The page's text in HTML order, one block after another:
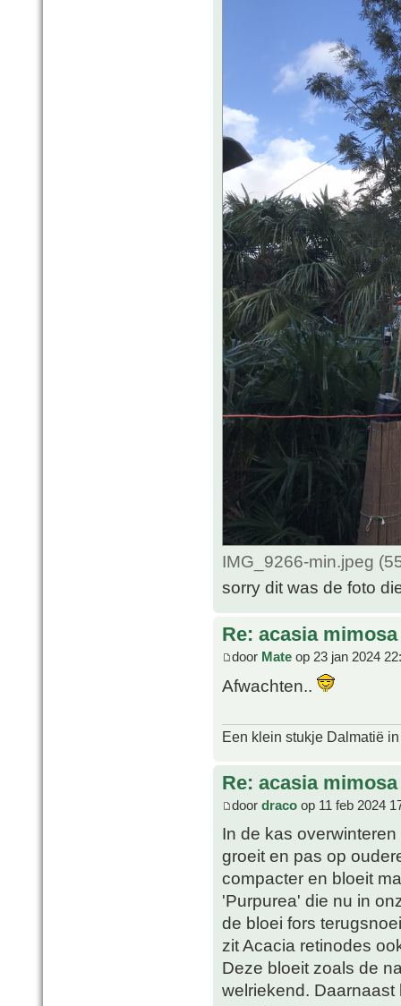
IMG_9266-min.jpeg
sorry dit was de foto
Re: acasia mimosa
door Mate op 23 jan 2024
Afwachten..
Een klein stukje Dalmatië
Re: acasia mimosa
door draco op 11 feb 2024
In de kas
groeit en pas op
compacter en bloeit
'Purpurea' die nu in
de bloei fors
zit Acacia retinodes
Deze bloeit zoals de
welriekend.